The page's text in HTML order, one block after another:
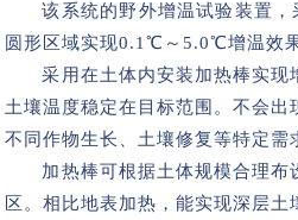
该系统的野外增温试验装置
圆形区域实现0.1℃～5.0℃增温效
采用在土体内安装加热棒实现
土壤温度稳定在目标范围。不会
不同作物生长、土壤修复等特定需
加热棒可根据土体规模合理
区。相比地表加热，能实现深层土